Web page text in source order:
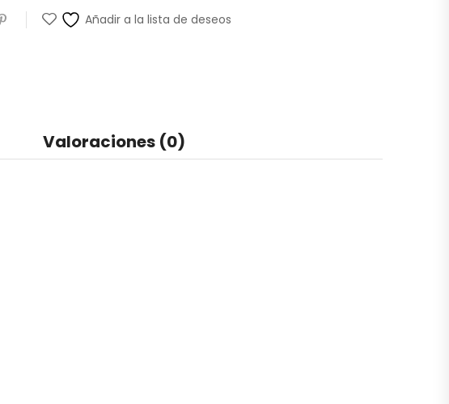
Añadir a la lista de deseos
Valoraciones (0)